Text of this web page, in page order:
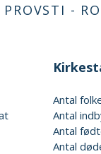
-
Antal
Antal
Antal
Antal